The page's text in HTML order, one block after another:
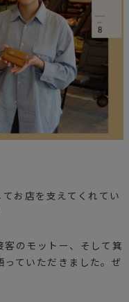
お店を支えてくれてい
のモットー、そして箕
ていただきました。ぜ